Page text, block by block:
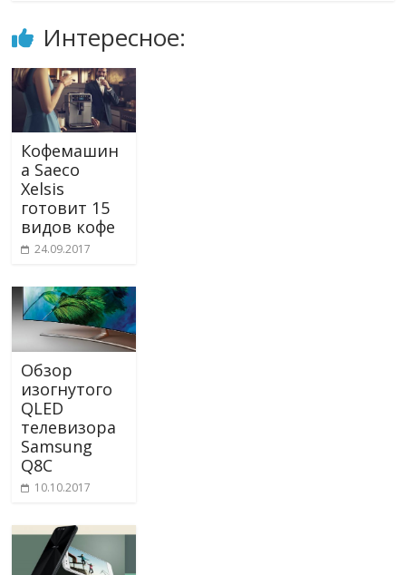
Интересное:
Кофемашин
а Saeco
Xelsis
готовит 15
видов кофе
24.09.2017
Обзор
изогнутого
QLED
телевизора
Samsung
Q8C
10.10.2017